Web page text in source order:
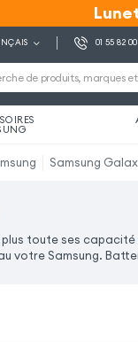
01 55 82
Samsung
toute ses
Samsung.